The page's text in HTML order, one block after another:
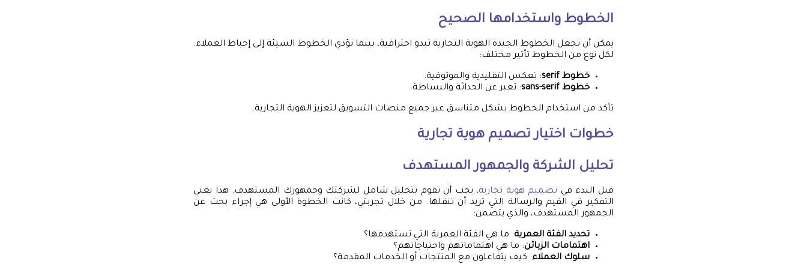
الخطوط واستخدامها الصحيح
يمكن أن تجعل الخطوط الجيدة الهوية التجارية تبدو احترافية، بينما تؤدي الخطوط السيئة إلى إحباط العملاء.
لكل نوع من الخطوط تأثير مختلف:
خطوط serif
: تعكس التقليدية والموثوقية.
خطوط sans-serif
: تعبر عن الحداثة والبساطة.
تأكد من استخدام الخطوط بشكل متناسق عبر جميع منصات التسويق لتعزيز الهوية التجارية.
خطوات اختيار تصميم هوية تجارية
تحليل الشركة والجمهور المستهدف
قبل البدء في تصميم هوية تجارية، يجب أن تقوم بتحليل شامل لشركتك وجمهورك المستهدف. هذا يعني
التفكير في القيم والرسالة التي تريد أن تنقلها. من خلال تجربتي، كانت الخطوة الأولى هي إجراء بحث عن
الجمهور المستهدف، والذي يتضمن:
تحديد الفئة العمرية: ما هي الفئة العمرية التي تستهدفها؟
اهتمامات الزبائن: ما هي اهتماماتهم واحتياجاتهم؟
سلوك العملاء: كيف يتفاعلون مع المنتجات أو الخدمات المقدمة؟